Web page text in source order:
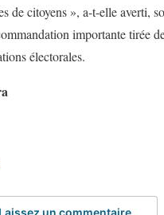
de citoyens », a-t-elle averti,
importante tirée
électorales.